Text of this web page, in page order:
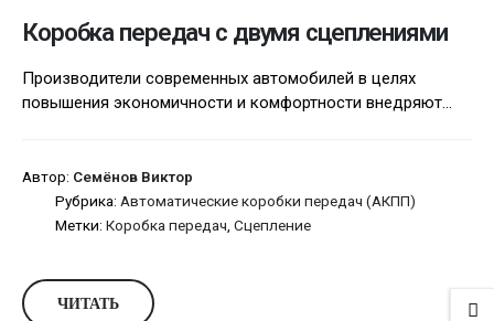
Коробка передач с двумя сцеплениями
Производители современных автомобилей в целях
повышения экономичности и комфортности внедряют...
Автор: Семёнов Виктор
Рубрика: Автоматические коробки передач (АКПП)
Метки: Коробка передач Сцепление
ЧИТАТЬ